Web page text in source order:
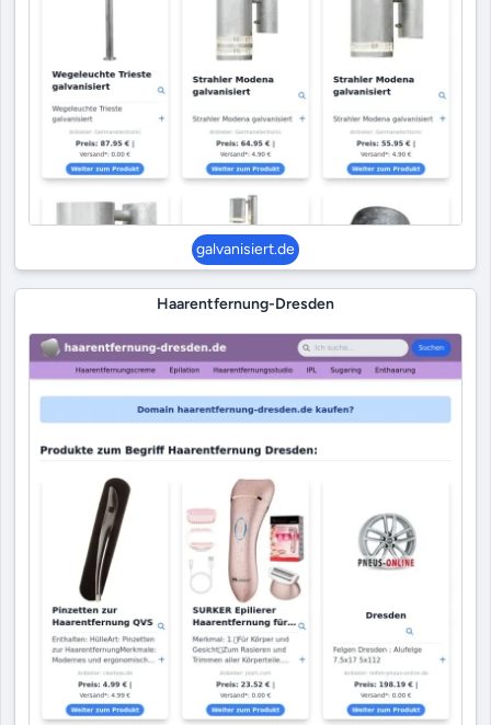
galvanisiert.de
Haarentfernung-Dresden